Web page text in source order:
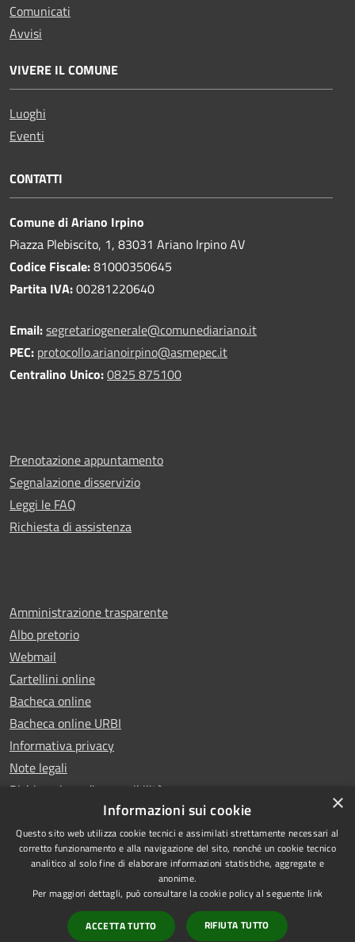
Comunicati
Avvisi
VIVERE IL COMUNE
Luoghi
Eventi
CONTATTI
Comune di Ariano Irpino
Piazza Plebiscito, 1, 83031 Ariano Irpino AV
Codice Fiscale:81000350645
Partita IVA:00281220640
Email:segretariogenerale@comunediariano.it
PEC: protocollo.arianoirpino@asmepec.it
Centralino Unico:0825 875100
Prenotazione appuntamento
Segnalazione disservizio
Leggi le FAQ
Richiesta di assistenza
Amministrazione trasparente
Albo pretorio
Webmail
Cartellini online
Bacheca online
Bacheca online URBI
Informativa privacy
Note legali
Dichiarazione di accessibilità
RSS
Accessibilità
Copyright © 2025 Comune di
Ariano Irpino
Powered byMunicipium
Accesso redazione
×
Informazioni sui cookie
Questo sito web utilizza cookie tecnici e assimilati strettamente necessari al
corretto funzionamento e alla navigazione del sito, nonché un cookie tecnico
analitico al solo fine di elaborare informazioni statistiche, aggregate e
anonime.
Per maggiori dettagli, può consultare la cookie policy al seguente link
ACCETTA TUTTO RIFIUTA TUTTO